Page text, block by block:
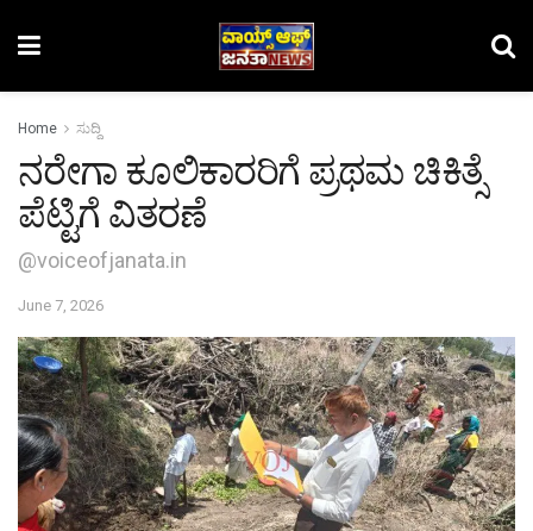
Home ಸುದ್ದಿ
ನರೇಗಾ ಕೂಲಿಕಾರರಿಗೆ ಪ್ರಥಮ ಚಿಕಿತ್ಸೆ
ಪೆಟ್ಟಿಗೆ ವಿತರಣೆ
@voiceofjanata.in
June 7, 2026